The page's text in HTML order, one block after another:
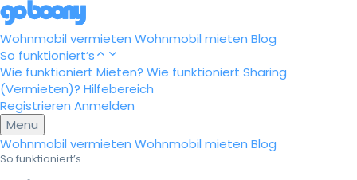
Wohnmobil vermieten Wohnmobil mieten Blog
So funktioniert’s
Wie funktioniert Mieten? Wie funktioniert Sharing
(Vermieten)? Hilfebereich
Registrieren Anmelden
Menu
Wohnmobil vermieten Wohnmobil mieten Blog
So funktioniert’s